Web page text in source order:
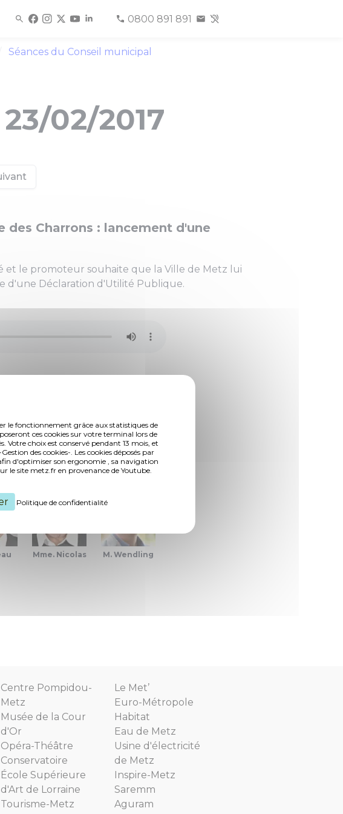
le fonctionnement grâce aux statistiques de
ces cookies sur votre terminal lors de
Votre choix est conservé pendant 13 mois, et
des cookies-. Les cookies déposés par
d'optimiser son ergonomie , sa navigation
le site metz.fr en provenance de Youtube.
Politique de confidentialité
0800 891 891
Séances du Conseil municipal
02/2017
des Charrons : lancement d'une
et le promoteur souhaite que la Ville de Metz lui
d'une Déclaration d'Utilité Publique.
Mme. Nicolas M. Wendling
Centre Pompidou-
Metz
Musée de la Cour
d'Or
Opéra-Théâtre
Conservatoire
École Supérieure
d'Art de Lorraine
Tourisme-Metz
Le Met’
Euro-Métropole
Habitat
Eau de Metz
Usine d'électricité
de Metz
Inspire-Metz
Saremm
Aguram